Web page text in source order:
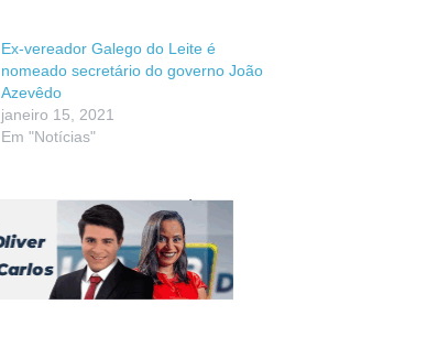
Ex-vereador Galego do Leite é
nomeado secretário do governo João
Azevêdo
janeiro 15, 2021
Em "Notícias"